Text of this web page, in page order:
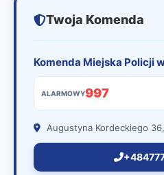
Twoja Komenda
Komenda Miejska Policji
ALARMOWY997
Augustyna Kordeckiego